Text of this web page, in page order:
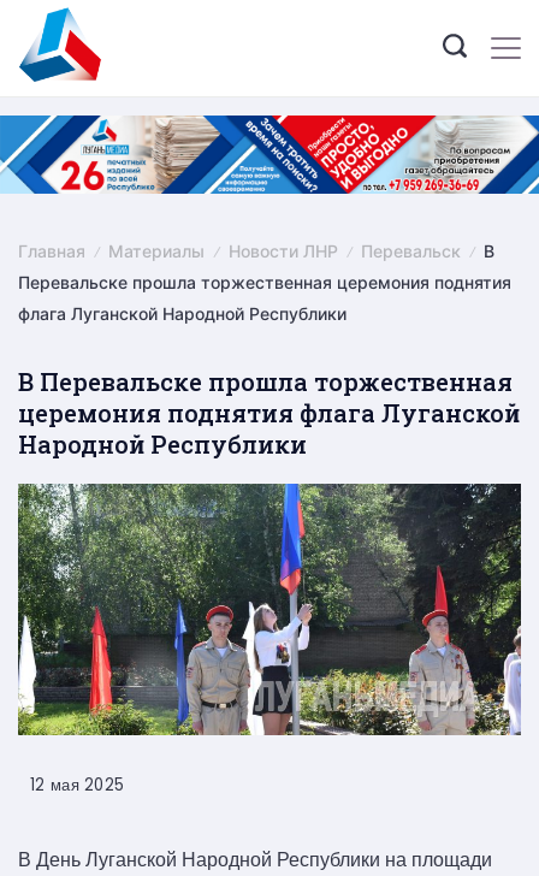
content
Главная Материалы Новости ЛНР Перевальск
В
Перевальске прошла торжественная церемония поднятия
флага Луганской Народной Республики
В Перевальске прошла торжественная
церемония поднятия флага Луганской
Народной Республики
12 мая 2025
В День Луганской Народной Республики на площади